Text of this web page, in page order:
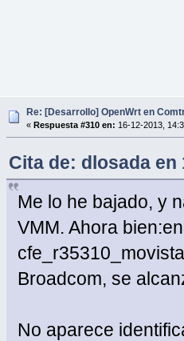
Re: [Desarrollo] OpenWrt en
« Respuesta #310 en: 16-12-2013,
Cita de: dlosada en
Me lo he bajado, y
VMM. Ahora
Broadcom, se
No aparece